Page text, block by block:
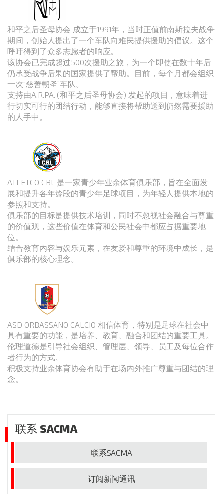
和平之后圣母协会 成立于1991年，当时正值前南斯拉夫战争
期间，创始人提出了一个车队向难民提供援助的倡议。这个
呼吁得到了众多志愿者的响应。
该协会已完成超过500次援助之旅，为一个即使在数十年后
仍承受战争后果的国家提供了帮助。目前，每个月都会组织
一次“慈善朝圣”车队。
支持由A.R.PA. (和平之后圣母协会) 发起的项目，意味着进
行切实可行的团结行动，能够直接将帮助送到仍然需要援助
的人手中。
ATLETCO CBL 是一家青少年业余体育俱乐部，旨在全面发
展和提升各年龄段的青少年足球项目，为年轻人提供本地的
参照和支持。
俱乐部的目标是提供技术培训，同时不忽视社会融合与尊重
的价值观，这些价值在体育和公民社会中都应占据重要地
位。
结合教育内容与娱乐元素，在友爱和尊重的环境中成长，是
俱乐部的核心理念。
ASD ORBASSANO CALCIO 相信体育，特别是足球在社会中
具有重要的功能，是培养、教育、融合和团结的重要工具。
伦理道德是引导社会组织、管理层、领导、员工及每位合作
者行为的方式。
积极支持业余体育协会有助于在场内外推广尊重与团结的理
念。
联系 SACMA
联系SACMA
订阅新闻通讯